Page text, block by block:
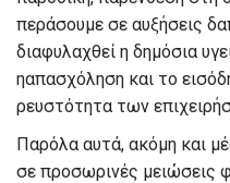
περάσουμε σε αυξήσεις
διαφυλαχθεί η δημόσια
ηαπασχόληση και το
ρευστότητα των
Παρόλα αυτά, ακόμη και
σε προσωρινές μειώσεις